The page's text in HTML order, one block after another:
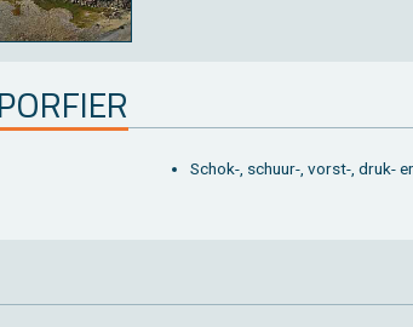
Schok-, schuur-, vorst-, druk-